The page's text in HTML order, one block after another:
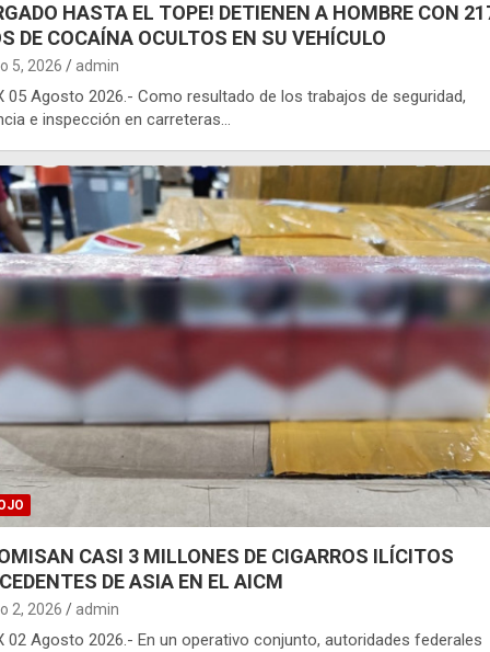
HASTA EL TOPE! DETIENEN A HOMBRE CON
DE COCAÍNA OCULTOS EN SU VEHÍCULO
5, 2026 admin
05 Agosto 2026.- Como resultado de los trabajos de seguridad,
e inspección en carreteras…
CASI 3 MILLONES DE CIGARROS ILÍCITOS
DE ASIA EN EL AICM
2, 2026 admin
02 Agosto 2026.- En un operativo conjunto, autoridades federales